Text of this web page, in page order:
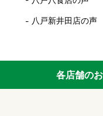
八戸新井田店の声
各店舗の